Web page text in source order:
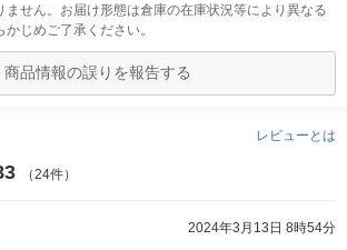
ません。お届け形態は倉庫の在庫状況等により異なる
じめご了承ください。
商品情報の誤りを報告する
レビューとは
（24件）
2024年3月13日 8時54分